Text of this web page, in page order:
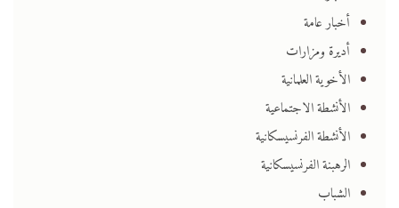
أخبار عامة
أديرة ومزارات
الأخوية العلمانية
الأنشطة الاجتماعية
الأنشطة الفرنسيسكانية
الرهبنة الفرنسيسكانية
الشباب